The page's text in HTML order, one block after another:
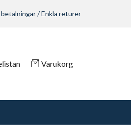
betalningar / Enkla returer
Varukorg